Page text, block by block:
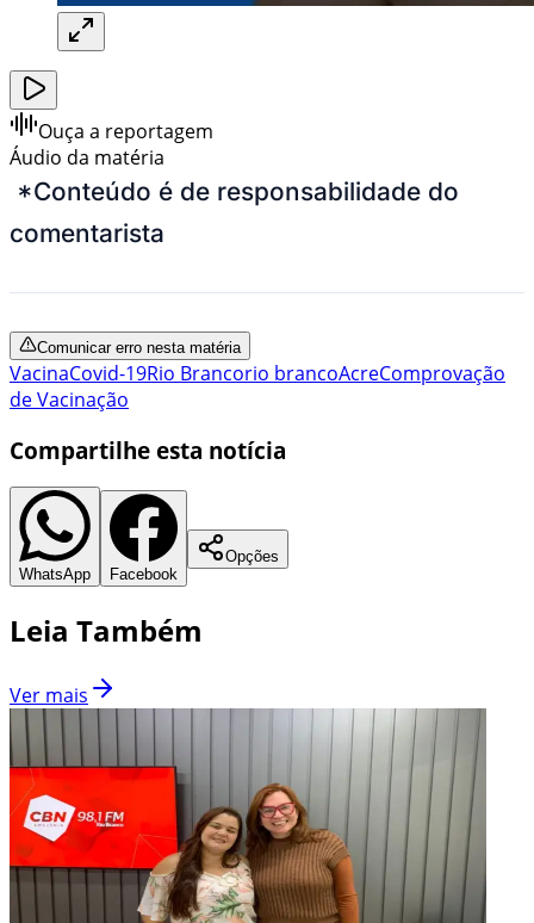
Ouça a reportagem
Áudio da matéria
*Conteúdo é de responsabilidade do
comentarista
Comunicar erro nesta matéria
VacinaCovid-19Rio Brancorio brancoAcreComprovação
de Vacinação
Compartilhe esta notícia
WhatsApp Facebook
Opções
Leia Também
Ver mais